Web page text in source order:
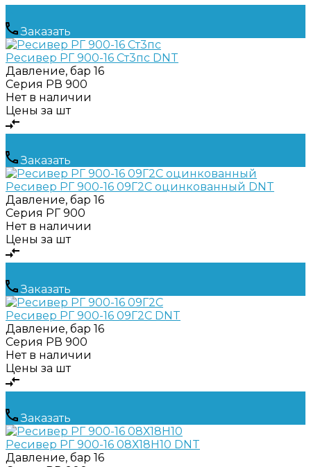
Заказать
Ресивер РГ 900-16 Ст3пс DNT
Давление, бар 16
Серия РВ 900
Нет в наличии
Цены за шт
Заказать
Ресивер РГ 900-16 09Г2С оцинкованный DNT
Давление, бар 16
Серия РГ 900
Нет в наличии
Цены за шт
Заказать
Ресивер РГ 900-16 09Г2С DNT
Давление, бар 16
Серия РВ 900
Нет в наличии
Цены за шт
Заказать
Ресивер РГ 900-16 08Х18Н10 DNT
Давление, бар 16